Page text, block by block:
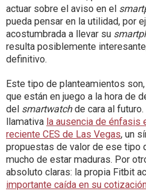
actuar sobre el aviso en el
pueda pensar en la utilidad, por
acostumbrada a llevar su
resulta posiblemente
definitivo.
Este tipo de planteamientos
que están en juego a la hora de
del smartwatchde cara al futuro.
llamativa la ausencia de énfasis
reciente CES de Las Vegas, un
propuestas de valor de ese
mucho de estar maduras. Por
absoluto claras: la propia Fitbit
importante caída en su